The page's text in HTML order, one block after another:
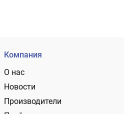
Компания
О нас
Новости
Производители